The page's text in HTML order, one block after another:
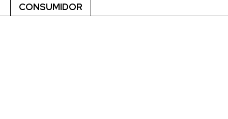
CONSUMIDOR